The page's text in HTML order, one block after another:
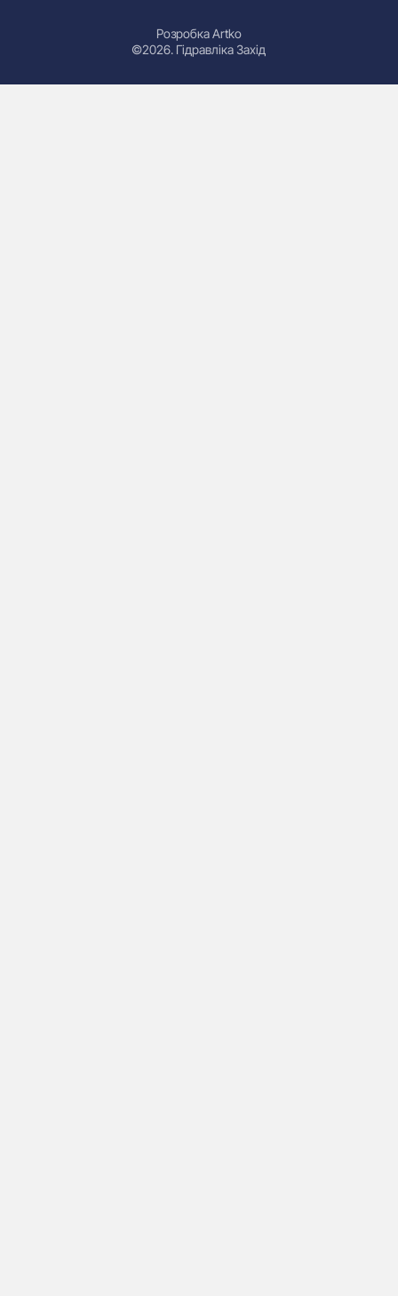
©2026. Гідравліка Захід
Розробка Artko